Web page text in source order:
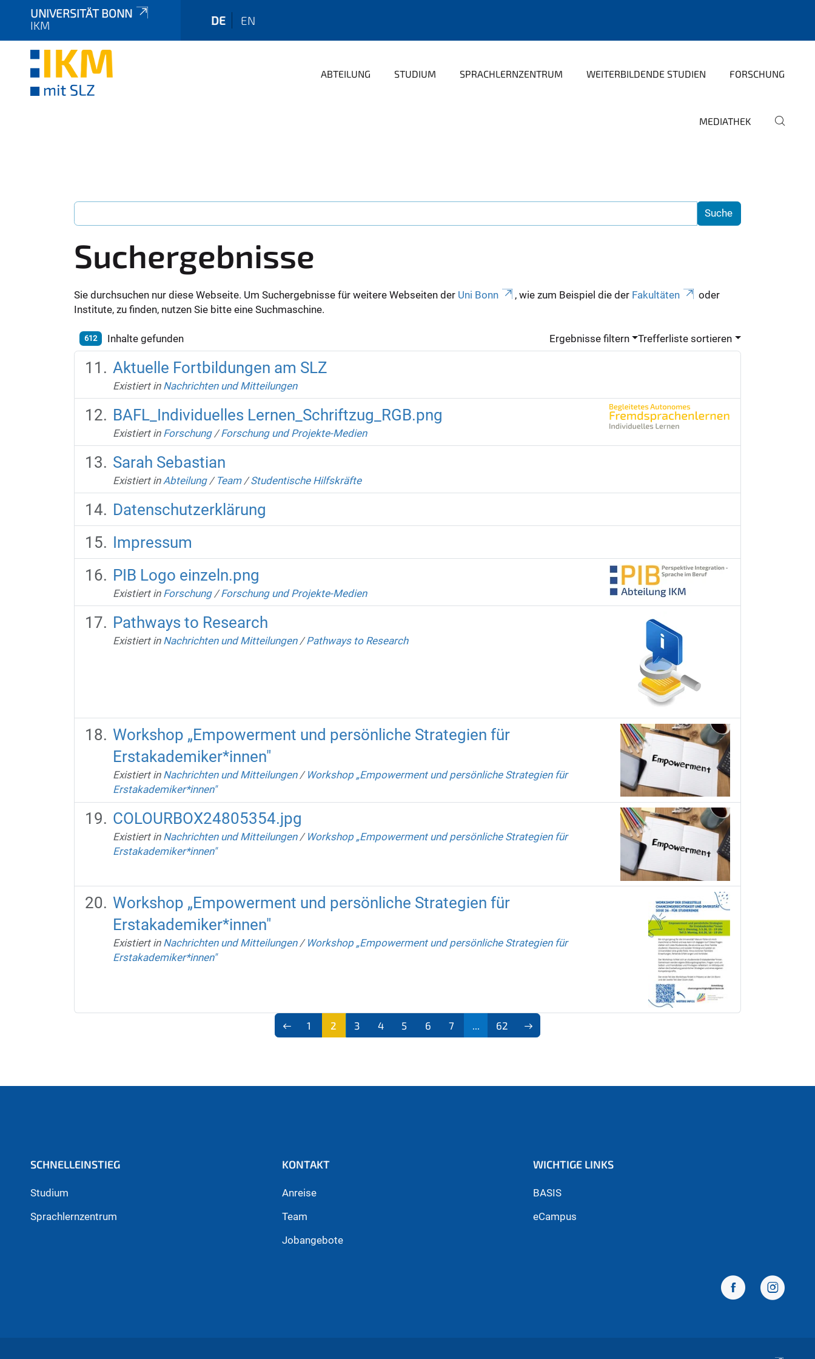
UNIVERSITÄT BONN
IKM
DE EN
ABTEILUNG STUDIUM SPRACHLERNZENTRUM WEITERBILDENDE STUDIEN FORSCHUNG
MEDIATHEK
Suchergebnisse
Sie durchsuchen nur diese Webseite. Um Suchergebnisse für weitere Webseiten der Uni Bonn , wie zum Beispiel die der Fakultäten
oder
Institute, zu finden, nutzen Sie bitte eine Suchmaschine.
612 Inhalte gefunden Ergebnisse filtern Trefferliste sortieren
Aktuelle Fortbildungen am SLZ
Existiert in Nachrichten und Mitteilungen
BAFL_Individuelles Lernen_Schriftzug_RGB.png
Existiert in Forschung /Forschung und Projekte-Medien
Sarah Sebastian
Existiert in Abteilung / Team /Studentische Hilfskräfte
Datenschutzerklärung
Impressum
PIB Logo einzeln.png
Existiert in Forschung /Forschung und Projekte-Medien
Pathways to Research
Existiert in Nachrichten und Mitteilungen /Pathways to Research
Workshop „Empowerment und persönliche Strategien für
Erstakademiker*innen"
Existiert in Nachrichten und Mitteilungen / Workshop „Empowerment und persönliche Strategien für
Erstakademiker*innen"
COLOURBOX24805354.jpg
Existiert in Nachrichten und Mitteilungen / Workshop „Empowerment und persönliche Strategien für
Erstakademiker*innen"
Workshop „Empowerment und persönliche Strategien für
Erstakademiker*innen"
Existiert in Nachrichten und Mitteilungen / Workshop „Empowerment und persönliche Strategien für
Erstakademiker*innen"
1
2
3 4 5 6 7 62
SCHNELLEINSTIEG
Studium
Sprachlernzentrum
KONTAKT
Anreise
Team
Jobangebote
WICHTIGE LINKS
BASIS
eCampus